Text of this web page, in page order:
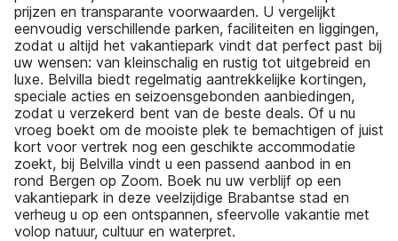
prijzen en transparante voorwaarden. U vergelijkt
eenvoudig verschillende parken, faciliteiten en liggingen,
zodat u altijd het vakantiepark vindt dat perfect past bij
uw wensen: van kleinschalig en rustig tot uitgebreid en
luxe. Belvilla biedt regelmatig aantrekkelijke kortingen,
speciale acties en seizoensgebonden aanbiedingen,
zodat u verzekerd bent van de beste deals. Of u nu
vroeg boekt om de mooiste plek te bemachtigen of juist
kort voor vertrek nog een geschikte accommodatie
zoekt, bij Belvilla vindt u een passend aanbod in en
rond Bergen op Zoom. Boek nu uw verblijf op een
vakantiepark in deze veelzijdige Brabantse stad en
verheug u op een ontspannen, sfeervolle vakantie met
volop natuur, cultuur en waterpret.